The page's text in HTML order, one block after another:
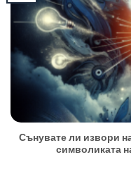
Сънувате ли извори
символиката